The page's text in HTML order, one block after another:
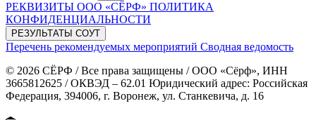
РЕКВИЗИТЫ ООО «СЁРФ» ПОЛИТИКА
КОНФИДЕНЦИАЛЬНОСТИ
РЕЗУЛЬТАТЫ СОУТ
Перечень рекомендуемых мероприятий Сводная ведомость
© 2026 СЁРФ / Все права защищены / ООО «Сёрф», ИНН
3665812625 / ОКВЭД – 62.01 Юридический адрес: Российская
Федерация, 394006, г. Воронеж, ул. Станкевича, д. 16